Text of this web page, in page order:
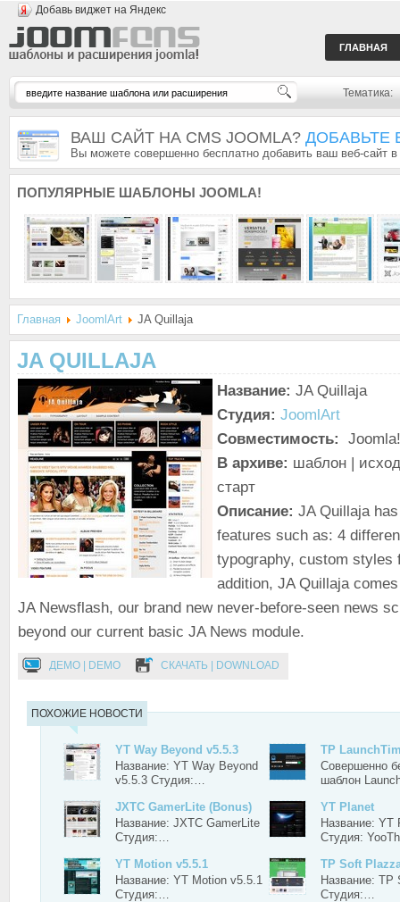
Добавь виджет на Яндекс
ГЛАВНАЯ
Тематика:
ВАШ САЙТ НА CMS JOOMLA? ДОБАВЬТЕ
Вы можете совершенно бесплатно добавить ваш веб-сайт
ПОПУЛЯРНЫЕ ШАБЛОНЫ JOOMLA!
Главная JoomlArt JA Quillaja
JA QUILLAJA
Название: JA Quillaja
Студия: JoomlArt
Совместимость:
В архиве: шаблон |
старт
Описание: JA Quillaja
features such as: 4
typography, custom styles
addition, JA Quillaja
JA Newsflash, our brand new never-before-seen news
beyond our current basic JA News module.
ДЕМО | DEMO СКАЧАТЬ | DOWNLOAD
ПОХОЖИЕ НОВОСТИ
YT Way Beyond v5.5.3
Название: YT Way Beyond
v5.5.3 Студия:…
TP
Совершенно
шаблон
JXTC GamerLite (Bonus)
Название: JXTC GamerLite
Студия:…
YT Planet
Название: YT
Студия:
YT Motion v5.5.1
Название: YT Motion v5.5.1
Студия:…
TP Soft
Название: TP
Студия:…